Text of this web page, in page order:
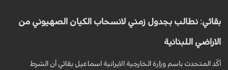
بقائي: نطالب بجدول زمني لانسحاب الكيان الصهيوني من
الاراضي اللبنانية
أكّد المتحدث باسم وزارة الخارجية الايرانية اسماعيل بقائي أن الشرط